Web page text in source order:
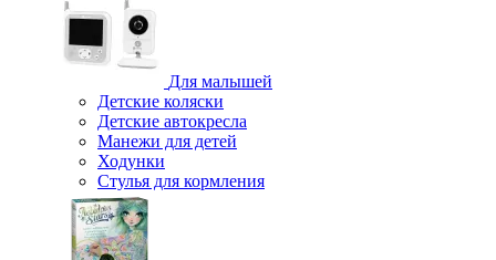
Для малышей
Детские коляски
Детские автокресла
Манежи для детей
Ходунки
Стулья для кормления